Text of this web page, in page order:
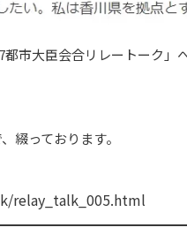
市大臣会合リレートーク」
綴っております。
relay_talk_005.html